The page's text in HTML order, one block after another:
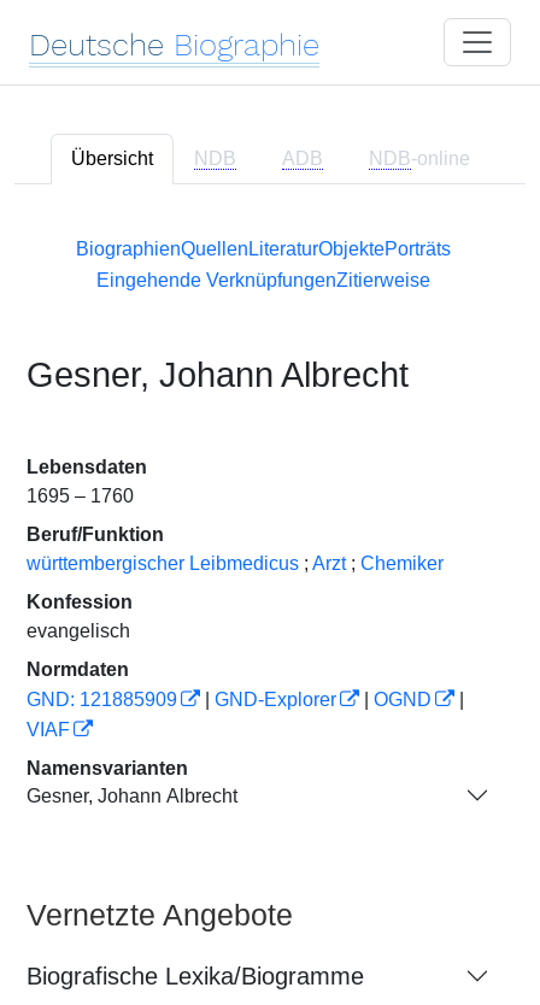
Deutsche Biographie
Übersicht NDB ADB NDB-online
BiographienQuellen LiteraturObjektePorträts
Eingehende VerknüpfungenZitierweise
Gesner, Johann Albrecht
Lebensdaten
1695 – 1760
Beruf/Funktion
württembergischer Leibmedicus ; Arzt ; Chemiker
Konfession
evangelisch
Normdaten
GND: 121885909
GND-Explorer OGND
VIAF
Namensvarianten
Gesner, Johann Albrecht
Vernetzte Angebote
Biografische Lexika/Biogramme